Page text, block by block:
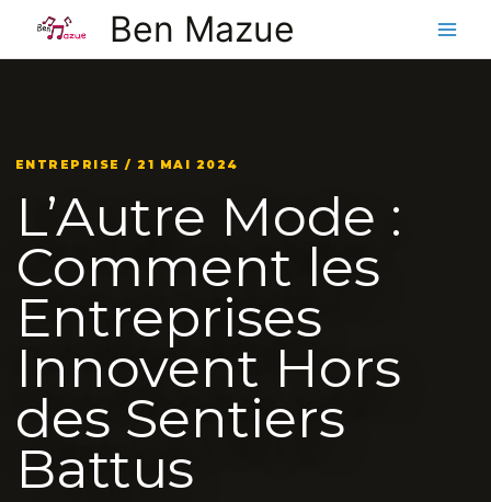
contenu
Ben Mazue
ENTREPRISE / 21 MAI 2024
L’Autre Mode :
Comment les
Entreprises
Innovent Hors
des Sentiers
Battus